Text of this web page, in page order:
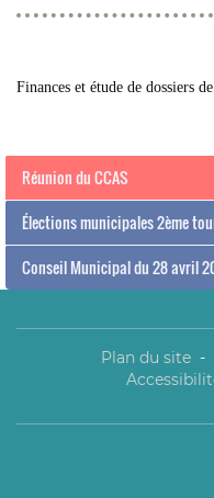
Finances et étude de dossiers
Réunion du CCAS
Élections municipales 2ème
Conseil Municipal du 28 avril
Plan du site -